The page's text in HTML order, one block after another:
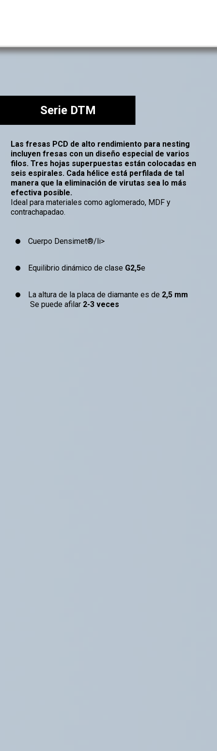
Serie DTM
Las fresas PCD de alto rendimiento para nesting
incluyen fresas con un diseño especial de varios
filos. Tres hojas superpuestas están colocadas en
seis espirales. Cada hélice está perfilada de tal
manera que la eliminación de virutas sea lo más
efectiva posible.
Ideal para materiales como aglomerado, MDF y
contrachapadao.
Cuerpo Densimet®/li>
Equilibrio dinámico de clase G2,5e
La altura de la placa de diamante es de 2,5 mm
Se puede afilar 2-3 veces